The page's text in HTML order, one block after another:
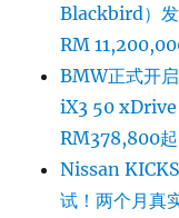
Blackbird）发
RM
BMW正式开
iX3 50 xDrive
RM378,800起
Nissan
试！两个月真